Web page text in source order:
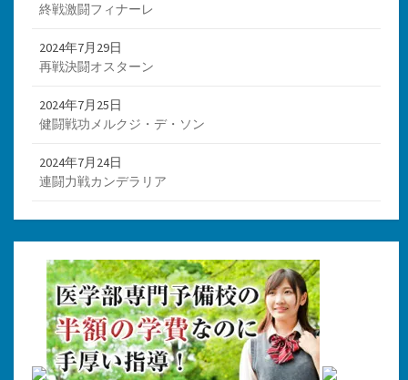
終戦激闘フィナーレ
2024年7月29日
再戦決闘オスターン
2024年7月25日
健闘戦功メルクジ・デ・ソン
2024年7月24日
連闘力戦カンデラリア